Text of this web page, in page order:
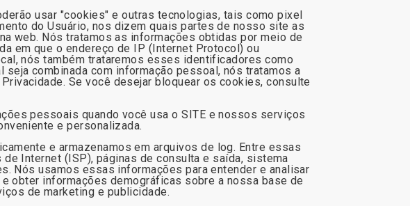
usar "cookies" e outras tecnologias, tais como pixel
do Usuário, nos dizem quais partes de nosso site as
web. Nós tratamos as informações obtidas por meio de
em que o endereço de IP (Internet Protocol) ou
nós também trataremos esses identificadores como
combinada com informação pessoal, nós tratamos a
Se você desejar bloquear os cookies, consulte
pessoais quando você usa o SITE e nossos serviços
e personalizada.
e armazenamos em arquivos de log. Entre essas
Internet (ISP), páginas de consulta e saída, sistema
Nós usamos essas informações para entender e analisar
obter informações demográficas sobre a nossa base de
de marketing e publicidade.